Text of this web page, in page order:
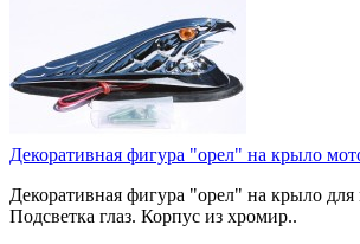
Декоративная фигура "орел" на крыло
Декоративная фигура "орел" на крыло
Подсветка глаз. Корпус из хромир..